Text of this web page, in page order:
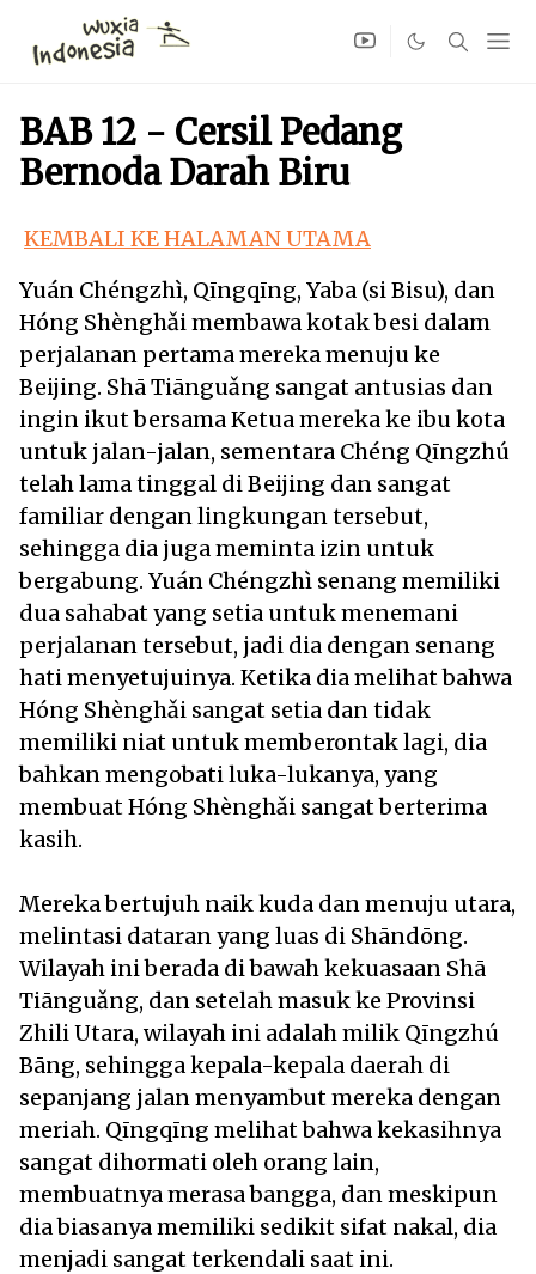
BAB 12 - Cersil Pedang
Bernoda Darah Biru
KEMBALI KE HALAMAN UTAMA
Yuán Chéngzhì, Qīngqīng, Yaba (si Bisu), dan
Hóng Shènghǎi membawa kotak besi dalam
perjalanan pertama mereka menuju ke
Beijing. Shā Tiānguǎng sangat antusias dan
ingin ikut bersama Ketua mereka ke ibu kota
untuk jalan-jalan, sementara Chéng Qīngzhú
telah lama tinggal di Beijing dan sangat
familiar dengan lingkungan tersebut,
sehingga dia juga meminta izin untuk
bergabung. Yuán Chéngzhì senang memiliki
dua sahabat yang setia untuk menemani
perjalanan tersebut, jadi dia dengan senang
hati menyetujuinya. Ketika dia melihat bahwa
Hóng Shènghǎi sangat setia dan tidak
memiliki niat untuk memberontak lagi, dia
bahkan mengobati luka-lukanya, yang
membuat Hóng Shènghǎi sangat berterima
kasih.
Mereka bertujuh naik kuda dan menuju utara,
melintasi dataran yang luas di Shāndōng.
Wilayah ini berada di bawah kekuasaan Shā
Tiānguǎng, dan setelah masuk ke Provinsi
Zhili Utara, wilayah ini adalah milik Qīngzhú
Bāng, sehingga kepala-kepala daerah di
sepanjang jalan menyambut mereka dengan
meriah. Qīngqīng melihat bahwa kekasihnya
sangat dihormati oleh orang lain,
membuatnya merasa bangga, dan meskipun
dia biasanya memiliki sedikit sifat nakal, dia
menjadi sangat terkendali saat ini.